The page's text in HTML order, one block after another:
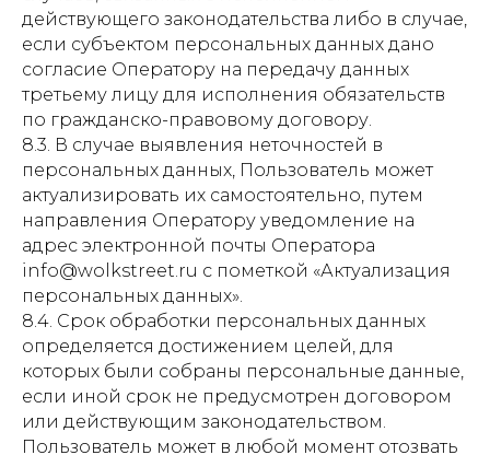
действующего законодательства либо в случае,
если субъектом персональных данных дано
согласие Оператору на передачу данных
третьему лицу для исполнения обязательств
по гражданско-правовому договору.
8.3. В случае выявления неточностей в
персональных данных, Пользователь может
актуализировать их самостоятельно, путем
направления Оператору уведомление на
адрес электронной почты Оператора
info@wolkstreet.ru с пометкой «Актуализация
персональных данных».
8.4. Срок обработки персональных данных
определяется достижением целей, для
которых были собраны персональные данные,
если иной срок не предусмотрен договором
или действующим законодательством.
Пользователь может в любой момент отозвать